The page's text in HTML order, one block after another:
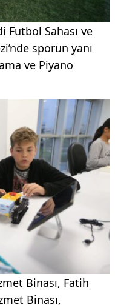
Futbol Sahası ve
sporun yanı
ve Piyano
Binası, Fatih
Binası,